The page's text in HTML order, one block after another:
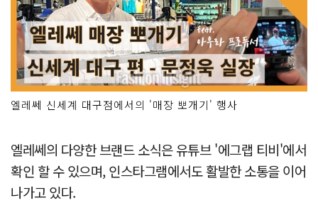
엘레쎄 신세계 대구점에서의 '매장 뽀개기' 행사
엘레쎄의 다양한 브랜드 소식은 유튜브 '에그랩 티비'에서
확인 할 수 있으며, 인스타그램에서도 활발한 소통을 이어
나가고 있다.